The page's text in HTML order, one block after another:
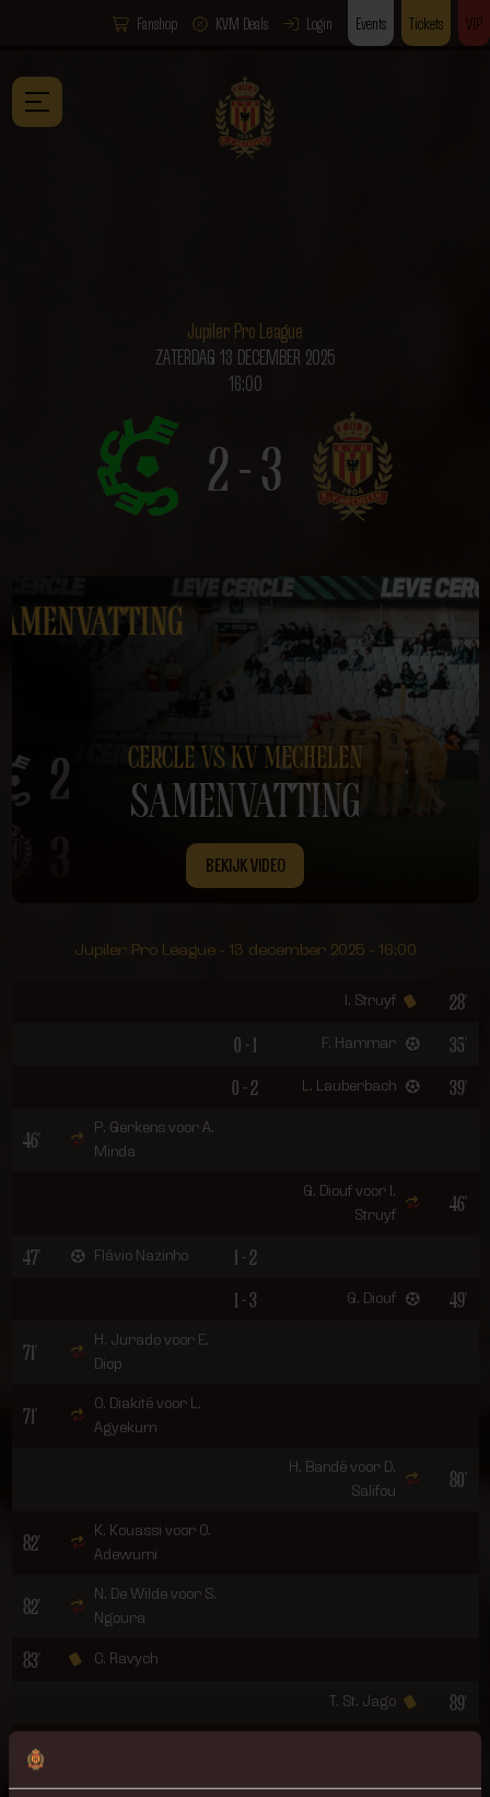
Fanshop KVM Deals Login Events Tickets VIP
Jupiler Pro League
ZATERDAG 13 DECEMBER 2025
16:00
2 - 3
CERCLE VS KV MECHELEN
SAMENVATTING
BEKIJK VIDEO
Jupiler Pro League - 13 december 2025 - 16:00
28'
I. Struyf
0 - 1 35'
F. Hammar
0 - 2 39'
L. Lauberbach
46'
P. Gerkens voor A.
Minda
46'
G. Diouf voor I.
Struyf
47' Flávio Nazinho
1 - 2
1 - 3
49'
G. Diouf
71'
H. Jurado voor E.
Diop
71'
O. Diakité voor L.
Agyekum
80'
H. Bandé voor D.
Salifou
82'
K. Kouassi voor O.
Adewumi
82'
N. De Wilde voor S.
Ngoura
83' C. Ravych
89'
T. St. Jago